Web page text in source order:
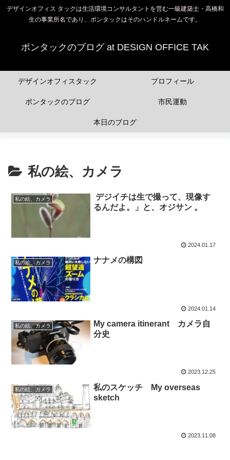
デザインオフィス タックは生活環境コンサルタントを営む一級建築士・高橋和
生の事業所名であり、ポンタックはそのハンドルネームです。
ポンタックのブログ at DESIGN OFFICE TAK
デザインオフィスタック プロフィール
ポンタックのブログ 市民運動
本日のブログ
私の絵、カメラ
私の絵、カメラ
デジイチは生で撮って、現像す
るんだよ。」と、オジサン 。
2024.01.17
私の絵、カメラ ナナメの構図
2024.01.14
私の絵、カメラ
My camera itinerant カメラ自
分史
2023.12.25
私の絵、カメラ
私のスケッチ My overseas
sketch
2023.11.08